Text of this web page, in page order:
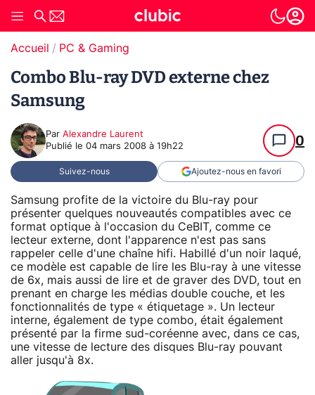
Accueil PC & Gaming
Combo Blu-ray DVD externe chez
Samsung
Par Alexandre Laurent
Publié le 04 mars 2008 à 19h22 0
Suivez-nous Ajoutez-nous en favori
Samsung profite de la victoire du Blu-ray pour
présenter quelques nouveautés compatibles avec ce
format optique à l'occasion du CeBIT, comme ce
lecteur externe, dont l'apparence n'est pas sans
rappeler celle d'une chaîne hifi. Habillé d'un noir laqué,
ce modèle est capable de lire les Blu-ray à une vitesse
de 6x, mais aussi de lire et de graver des DVD, tout en
prenant en charge les médias double couche, et les
fonctionnalités de type « étiquetage ». Un lecteur
interne, également de type combo, était également
présenté par la firme sud-coréenne avec, dans ce cas,
une vitesse de lecture des disques Blu-ray pouvant
aller jusqu'à 8x.